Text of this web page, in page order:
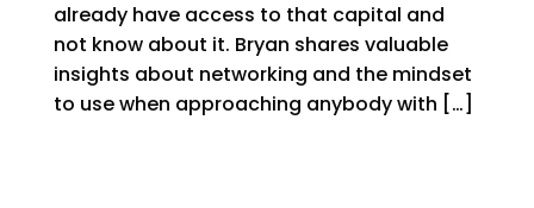
already have access to that capital and
not know about it. Bryan shares valuable
insights about networking and the mindset
to use when approaching anybody with […]